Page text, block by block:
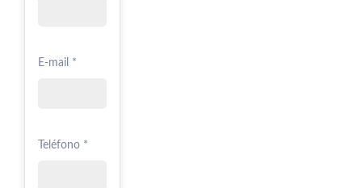
E-mail *
Teléfono *